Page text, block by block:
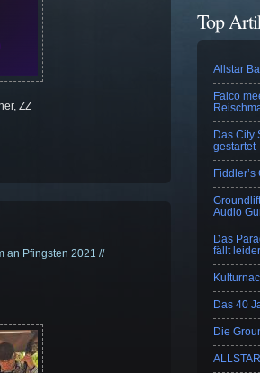
ZZ
an Pfingsten 2021 //
Top
Allstar
Falco
Das City
gestartet
Audio
Das
fällt
Das 40
Die